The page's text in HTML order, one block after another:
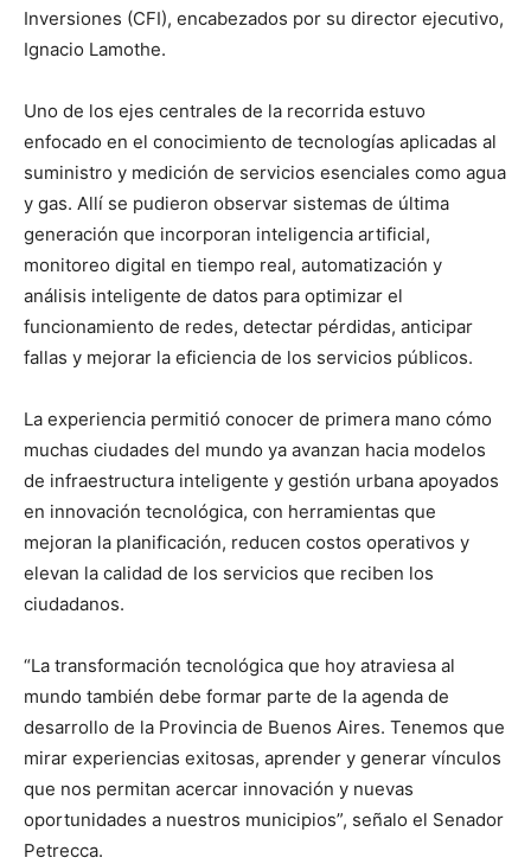
Inversiones (CFI), encabezados por su director ejecutivo,
Ignacio Lamothe.
Uno de los ejes centrales de la recorrida estuvo
enfocado en el conocimiento de tecnologías aplicadas al
suministro y medición de servicios esenciales como agua
y gas. Allí se pudieron observar sistemas de última
generación que incorporan inteligencia artificial,
monitoreo digital en tiempo real, automatización y
análisis inteligente de datos para optimizar el
funcionamiento de redes, detectar pérdidas, anticipar
fallas y mejorar la eficiencia de los servicios públicos.
La experiencia permitió conocer de primera mano cómo
muchas ciudades del mundo ya avanzan hacia modelos
de infraestructura inteligente y gestión urbana apoyados
en innovación tecnológica, con herramientas que
mejoran la planificación, reducen costos operativos y
elevan la calidad de los servicios que reciben los
ciudadanos.
“La transformación tecnológica que hoy atraviesa al
mundo también debe formar parte de la agenda de
desarrollo de la Provincia de Buenos Aires. Tenemos que
mirar experiencias exitosas, aprender y generar vínculos
que nos permitan acercar innovación y nuevas
oportunidades a nuestros municipios”, señalo el Senador
Petrecca.